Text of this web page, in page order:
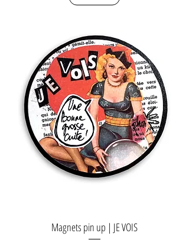
Magnets pin up | JE VOIS